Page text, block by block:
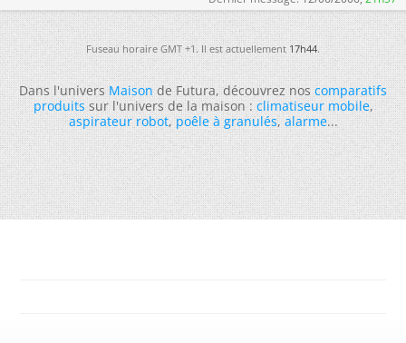
Fuseau horaire GMT +1. Il est actuellement17h44.
Dans l'universMaisonde Futura, découvrez noscomparatifs
produitssur l'univers de la maison :climatiseur mobile,
aspirateur robot,poêle à granulés,alarme...